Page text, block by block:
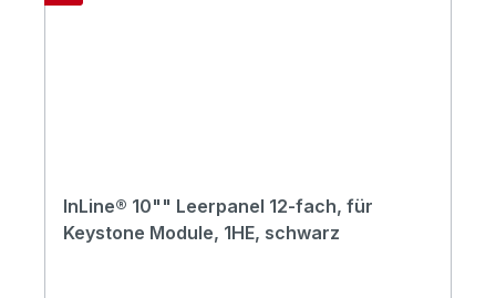
InLine® 10"" Leerpanel 12-fach, für
Keystone Module, 1HE, schwarz